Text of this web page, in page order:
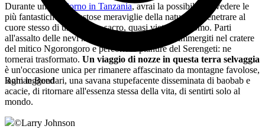
Roman Boed
Durante un soggiorno in Tanzania, avrai la possibilità di vedere le
più fantastiche e maestose meraviglie della natura, di penetrare al
cuore stesso di uno spazio sacro, quasi vietato all'uomo. Parti
all'assalto delle nevi mitiche del Kilimangiaro, immergiti nel cratere
del mitico Ngorongoro e percorri le pianure del Serengeti: ne
tornerai trasformato. Un viaggio di nozze in questa terra selvaggia
è un'occasione unica per rimanere affascinato da montagne favolose,
laghi leggendari, una savana stupefacente disseminata di baobab e
acacie, di ritornare all'essenza stessa della vita, di sentirti solo al
mondo.
©Larry Johnson